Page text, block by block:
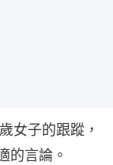
女子的跟蹤，
的言論。